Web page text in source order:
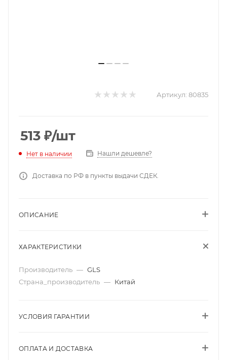
Артикул: 80835
513 ₽/шт
Нет в наличии Нашли дешевле?
Доставка по РФ в пункты выдачи СДЕК.
ОПИСАНИЕ
ХАРАКТЕРИСТИКИ
Производитель — GLS
Страна_производитель — Китай
УСЛОВИЯ ГАРАНТИИ
ОПЛАТА И ДОСТАВКА